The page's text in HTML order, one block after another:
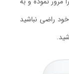
راضی نباشید